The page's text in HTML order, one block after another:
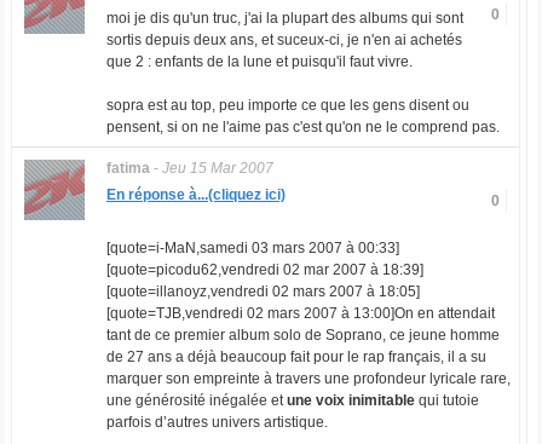
0
moi je dis qu'un truc, j'ai la plupart des albums qui sont
sortis depuis deux ans, et suceux-ci, je n'en ai achetés
que 2 : enfants de la lune et puisqu'il faut vivre.
sopra est au top, peu importe ce que les gens disent ou
pensent, si on ne l'aime pas c'est qu'on ne le comprend pas.
fatima- Jeu 15 Mar 2007
0
En réponse à...(cliquez ici)
[quote=i-MaN,samedi 03 mars 2007 à 00:33]
[quote=picodu62,vendredi 02 mar 2007 à 18:39]
[quote=illanoyz,vendredi 02 mars 2007 à 18:05]
[quote=TJB,vendredi 02 mars 2007 à 13:00]On en attendait
tant de ce premier album solo de Soprano, ce jeune homme
de 27 ans a déjà beaucoup fait pour le rap français, il a su
marquer son empreinte à travers une profondeur lyricale rare,
une générosité inégalée etune voix inimitablequi tutoie
parfois d’autres univers artistique.